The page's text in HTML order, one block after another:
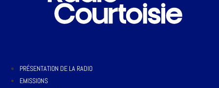
PRÉSENTATION DE LA RADIO
EMISSIONS